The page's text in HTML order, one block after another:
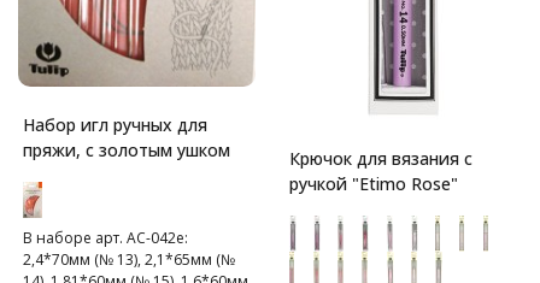
Набор игл ручных для
пряжи, с золотым ушком
В наборе арт. AC-042e:
2,4*70мм (№ 13), 2,1*65мм (№
Крючок для вязания с
ручкой "Etimo Rose"